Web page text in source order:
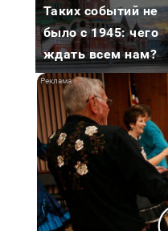
Таких событий не
было с 1945: чего
ждать всем нам?